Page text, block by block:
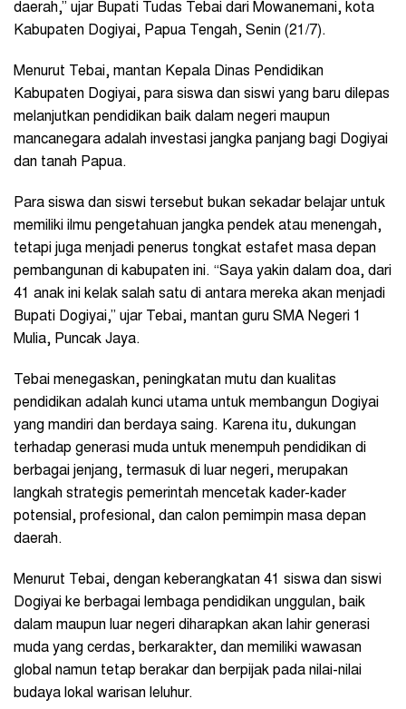
daerah,” ujar Bupati Tudas Tebai dari Mowanemani, kota
Kabupaten Dogiyai, Papua Tengah, Senin (21/7).
Menurut Tebai, mantan Kepala Dinas Pendidikan
Kabupaten Dogiyai, para siswa dan siswi yang baru dilepas
melanjutkan pendidikan baik dalam negeri maupun
mancanegara adalah investasi jangka panjang bagi Dogiyai
dan tanah Papua.
Para siswa dan siswi tersebut bukan sekadar belajar untuk
memiliki ilmu pengetahuan jangka pendek atau menengah,
tetapi juga menjadi penerus tongkat estafet masa depan
pembangunan di kabupaten ini. “Saya yakin dalam doa, dari
41 anak ini kelak salah satu di antara mereka akan menjadi
Bupati Dogiyai,” ujar Tebai, mantan guru SMA Negeri 1
Mulia, Puncak Jaya.
Tebai menegaskan, peningkatan mutu dan kualitas
pendidikan adalah kunci utama untuk membangun Dogiyai
yang mandiri dan berdaya saing. Karena itu, dukungan
terhadap generasi muda untuk menempuh pendidikan di
berbagai jenjang, termasuk di luar negeri, merupakan
langkah strategis pemerintah mencetak kader-kader
potensial, profesional, dan calon pemimpin masa depan
daerah.
Menurut Tebai, dengan keberangkatan 41 siswa dan siswi
Dogiyai ke berbagai lembaga pendidikan unggulan, baik
dalam maupun luar negeri diharapkan akan lahir generasi
muda yang cerdas, berkarakter, dan memiliki wawasan
global namun tetap berakar dan berpijak pada nilai-nilai
budaya lokal warisan leluhur.